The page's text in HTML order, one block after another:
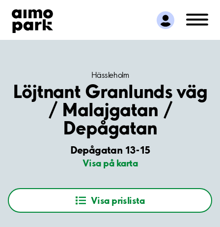
Hitta parkering
Samarbete
Kundservice
Hässleholm
Löjtnant Granlunds väg
/ Malajgatan /
Depågatan
Depågatan 13-15
Visa på karta
Visa prislista